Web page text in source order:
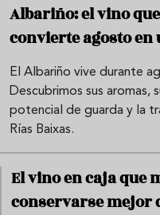
Albariño: el vino
convierte agosto en
El Albariño vive durante
Descubrimos sus aromas,
potencial de guarda y la
Rías Baixas.
El vino en caja que
conservarse mejor